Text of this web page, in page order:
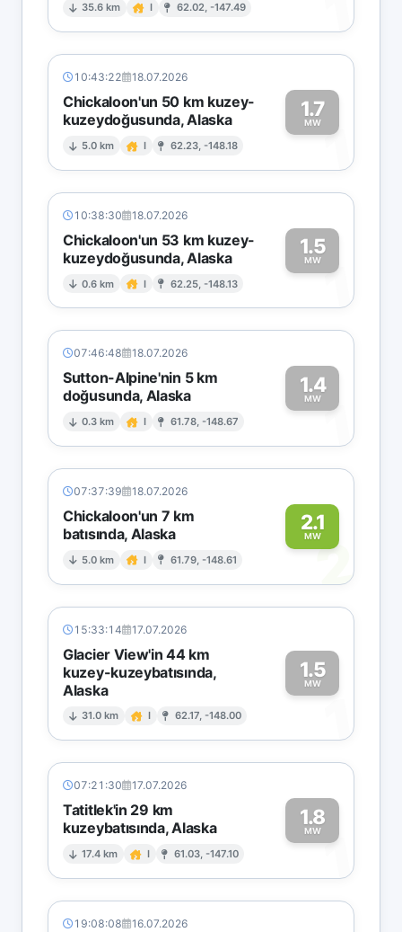
35.6 km I 62.02, -147.49
10:43:22 18.07.2026
Chickaloon'un 50 km kuzey-
kuzeydoğusunda, Alaska
5.0 km I 62.23, -148.18
1.7
MW1
10:38:30 18.07.2026
Chickaloon'un 53 km kuzey-
kuzeydoğusunda, Alaska
0.6 km I 62.25, -148.13
1.5
MW1
07:46:48 18.07.2026
Sutton-Alpine'nin 5 km
doğusunda, Alaska
0.3 km I 61.78, -148.67
1.4
MW1
07:37:39 18.07.2026
Chickaloon'un 7 km
batısında, Alaska
5.0 km I 61.79, -148.61
2.1
MW
2
15:33:14 17.07.2026
Glacier View'in 44 km
kuzey-kuzeybatısında,
Alaska
31.0 km I 62.17, -148.00
1.5
MW
1
07:21:30 17.07.2026
Tatitlek'in 29 km
kuzeybatısında, Alaska
17.4 km I 61.03, -147.10
1.8
MW1
19:08:08 16.07.2026